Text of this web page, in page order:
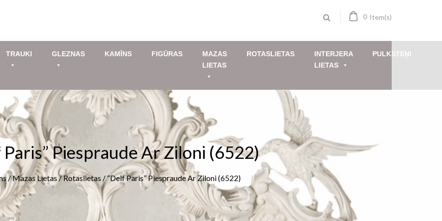
0 Item(s)
TRAUKI GLEZNAS KAMĪNS FIGŪRAS
MAZAS
LIETAS
ROTASLIETAS
INTERJERA
LIETAS
PULKSTEŅI
Paris” Piespraude Ar Ziloni (6522)
/Mazas Lietas/Rotaslietas / “Delf Paris” Piespraude Ar Ziloni (6522)